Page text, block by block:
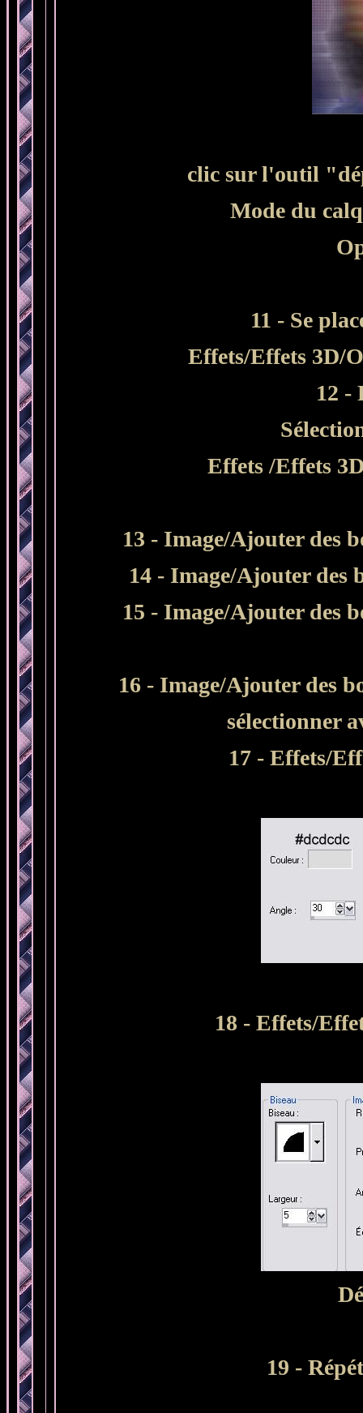
clic sur l'outil
Mode du
11 - Se
Effets/Effets 3D/
12 -
Effets /Effets
13 - Image/Ajouter des
14 - Image/Ajouter des
15 - Image/Ajouter des
16 - Image/Ajouter des
sélectionner
17 - Effets/
18 - Effets/
19 -